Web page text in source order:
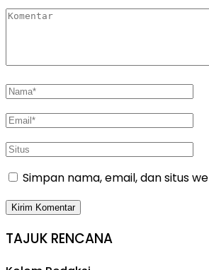
Simpan nama, email, dan situs
TAJUK RENCANA